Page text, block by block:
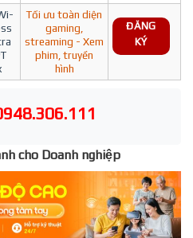
Tối ưu toàn diện
gaming,
streaming - Xem
phim, truyền
hình
ĐĂNG
KÝ
cho Doanh nghiệp